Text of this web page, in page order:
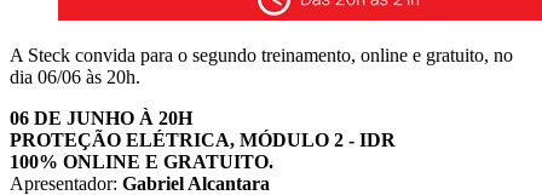
A Steck convida para o segundo treinamento, online e gratuito, no
dia 06/06 às 20h.
06 DE JUNHO À 20H
PROTEÇÃO ELÉTRICA, MÓDULO 2 - IDR
100% ONLINE E GRATUITO.
Apresentador: Gabriel Alcantara